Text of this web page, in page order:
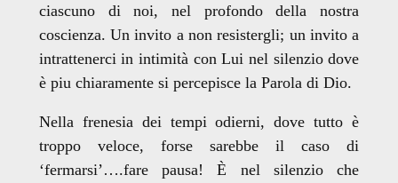
ciascuno di noi, nel profondo della nostra
coscienza. Un invito a non resistergli; un invito a
intrattenerci in intimità con Lui nel silenzio dove
è piu chiaramente si percepisce la Parola di Dio.
Nella frenesia dei tempi odierni, dove tutto è
troppo veloce, forse sarebbe il caso di
‘fermarsi’….fare pausa! È nel silenzio che